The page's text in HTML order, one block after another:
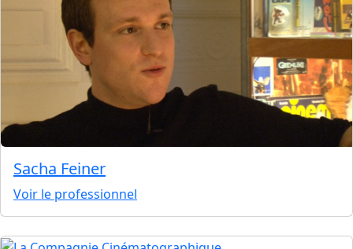
Sacha Feiner
Voir le professionnel